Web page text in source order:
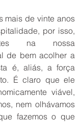
mais de vinte anos
por isso,
na nossa
de bem acolher a
é, aliás, a força
É claro que ele
viável,
nem olhávamos
fazemos o que